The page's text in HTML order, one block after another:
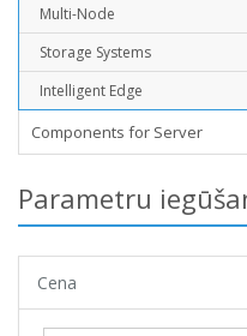
Multi-Node
Storage Systems
Intelligent Edge
Components for Server
Parametru
Cena